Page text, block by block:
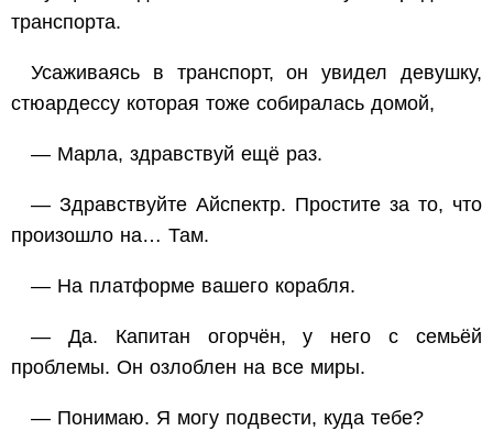
транспорта.
Усаживаясь в транспорт, он увидел девушку,
стюардессу которая тоже собиралась домой,
— Марла, здравствуй ещё раз.
— Здравствуйте Айспектр. Простите за то, что
произошло на… Там.
— На платформе вашего корабля.
— Да. Капитан огорчён, у него с семьёй
проблемы. Он озлоблен на все миры.
— Понимаю. Я могу подвести, куда тебе?